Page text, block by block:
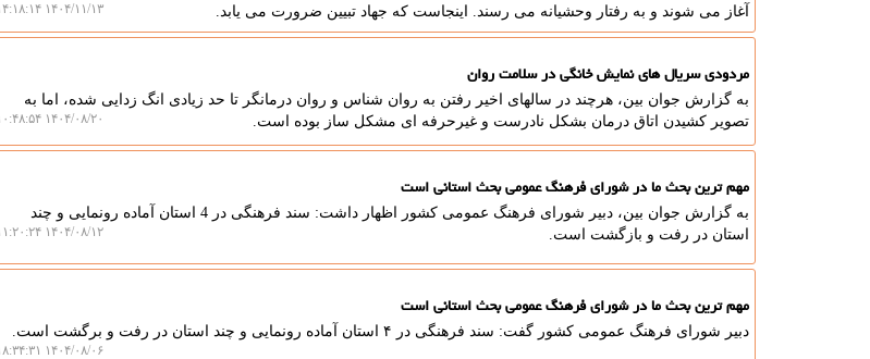
آغاز می شوند و به رفتار وحشیانه می رسند. اینجاست که جهاد تبیین ضرورت می یابد.
۱۴۰۴/۱۱/۱۳ ۱۴:۱۸:۱۴
مردودی سریال های نمایش خانگی در سلامت روان
به گزارش جوان بین، هرچند در سالهای اخیر رفتن به روان شناس و روان درمانگر تا حد زیادی انگ زدایی شده، اما به
تصویر کشیدن اتاق درمان بشکل نادرست و غیرحرفه ای مشکل ساز بوده است.
۱۴۰۴/۰۸/۲۰ ۱۰:۴۸:۵۴
مهم ترین بحث ما در شورای فرهنگ عمومی بحث استانی است
به گزارش جوان بین، دبیر شورای فرهنگ عمومی کشور اظهار داشت: سند فرهنگی در 4 استان آماده رونمایی و چند
استان در رفت و بازگشت است.
۱۴۰۴/۰۸/۱۲ ۱۱:۲۰:۲۴
مهم ترین بحث ما در شورای فرهنگ عمومی بحث استانی است
دبیر شورای فرهنگ عمومی کشور گفت: سند فرهنگی در ۴ استان آماده رونمایی و چند استان در رفت و برگشت است.
۱۴۰۴/۰۸/۰۶ ۱۸:۳۴:۳۱